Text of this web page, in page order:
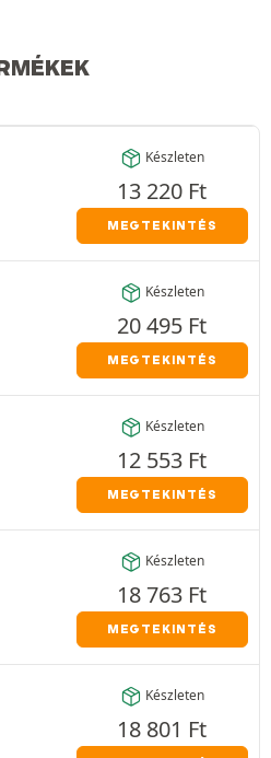
Készleten
13 220 Ft
MEGTEKINTÉS
Készleten
20 495 Ft
MEGTEKINTÉS
Készleten
12 553 Ft
MEGTEKINTÉS
Készleten
18 763 Ft
MEGTEKINTÉS
Készleten
18 801 Ft